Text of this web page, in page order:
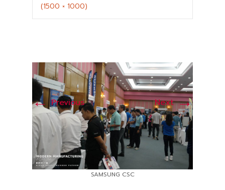
(1500 × 1000)
←Previous Next→
SAMSUNG CSC